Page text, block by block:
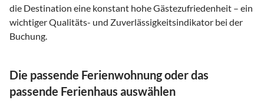
die Destination eine konstant hohe Gästezufriedenheit – ein
wichtiger Qualitäts- und Zuverlässigkeitsindikator bei der
Buchung.
Die passende Ferienwohnung oder das
passende Ferienhaus auswählen